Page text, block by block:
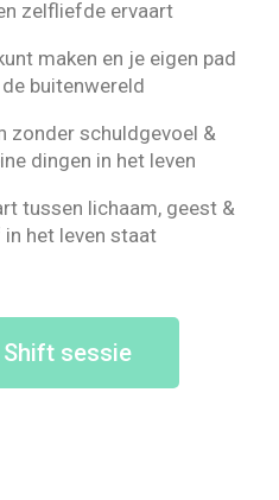
zelfliefde ervaart
maken en je eigen pad
buitenwereld
zonder schuldgevoel &
dingen in het leven
tussen lichaam, geest &
het leven staat
Shift sessie